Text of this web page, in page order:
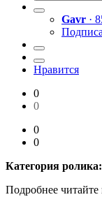
Gavr ·
Нравится
0
0
0
0
Категория ролика:
Подробнее читайте